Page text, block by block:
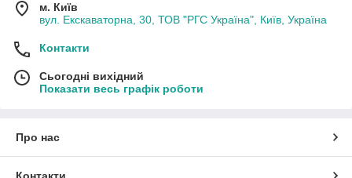
м. Київ
вул. Екскаваторна, 30, ТОВ "РГС Україна", Київ, Україна
Контакти
Сьогодні вихідний
Показати весь графік роботи
Про нас